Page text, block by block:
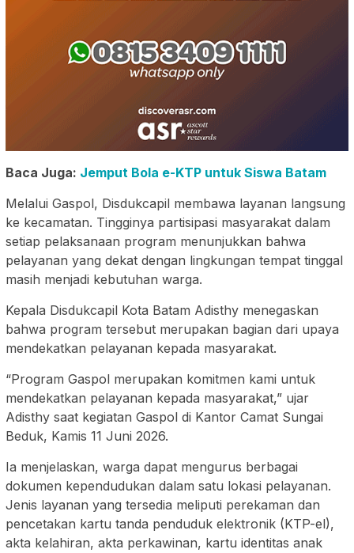
Baca Juga: Jemput Bola e-KTP untuk Siswa Batam
Melalui Gaspol, Disdukcapil membawa layanan langsung
ke kecamatan. Tingginya partisipasi masyarakat dalam
setiap pelaksanaan program menunjukkan bahwa
pelayanan yang dekat dengan lingkungan tempat tinggal
masih menjadi kebutuhan warga.
Kepala Disdukcapil Kota Batam Adisthy menegaskan
bahwa program tersebut merupakan bagian dari upaya
mendekatkan pelayanan kepada masyarakat.
“Program Gaspol merupakan komitmen kami untuk
mendekatkan pelayanan kepada masyarakat,” ujar
Adisthy saat kegiatan Gaspol di Kantor Camat Sungai
Beduk, Kamis 11 Juni 2026.
Ia menjelaskan, warga dapat mengurus berbagai
dokumen kependudukan dalam satu lokasi pelayanan.
Jenis layanan yang tersedia meliputi perekaman dan
pencetakan kartu tanda penduduk elektronik (KTP-el),
akta kelahiran, akta perkawinan, kartu identitas anak